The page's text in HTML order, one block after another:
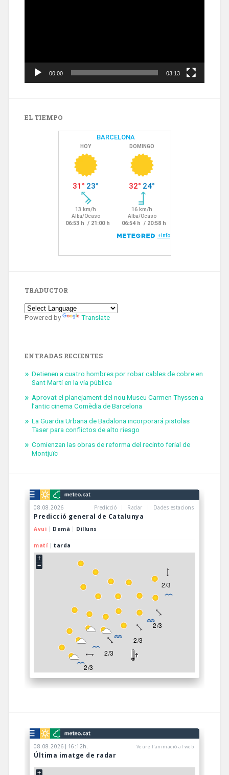
00:00 03:13
EL TIEMPO
TRADUCTOR
Powered by Translate
ENTRADAS RECIENTES
Detienen a cuatro hombres por robar cables de cobre en
Sant Martí en la vía pública
Aprovat el planejament del nou Museu Carmen Thyssen a
l’antic cinema Comèdia de Barcelona
La Guardia Urbana de Badalona incorporará pistolas
Taser para conflictos de alto riesgo
Comienzan las obras de reforma del recinto ferial de
Montjuïc